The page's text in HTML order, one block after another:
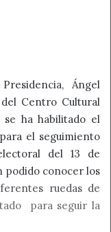
Ángel
Centro Cultural
se ha habilitado el
el seguimiento
del 13 de
podido conocer los
ruedas de
para seguir la